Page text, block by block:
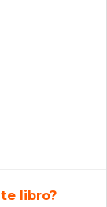
libro?